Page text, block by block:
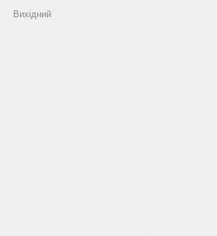
Вихідний